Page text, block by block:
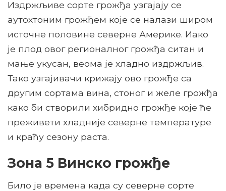
Издржљиве сорте грожђа узгајају се
аутохтоним грожђем које се налази широм
источне половине северне Америке. Иако
је плод овог регионалног грожђа ситан и
мање укусан, веома је хладно издржљив.
Тако узгајивачи крижају ово грожђе са
другим сортама вина, стоног и желе грожђа
како би створили хибридно грожђе које ће
преживети хладније северне температуре
и краћу сезону раста.
Зона 5 Винско грожђе
Било је времена када су северне сорте